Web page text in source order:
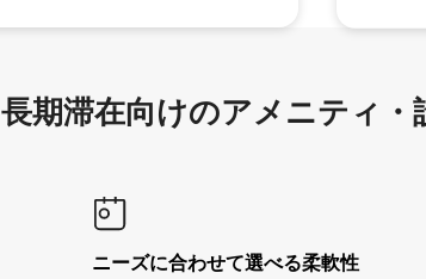
長期滞在向け⁠のア⁠メ⁠ニ⁠テ⁠ィ⁠・
ニーズに合わせて選べる柔軟性